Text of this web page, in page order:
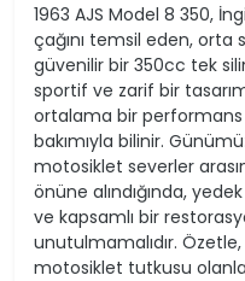
1963 AJS Model 8 350,
çağını temsil eden, orta
güvenilir bir 350cc tek
sportif ve zarif bir
ortalama bir performans
bakımıyla bilinir.
motosiklet severler
önüne alındığında,
ve kapsamlı bir
unutulmamalıdır.
motosiklet tutkusu